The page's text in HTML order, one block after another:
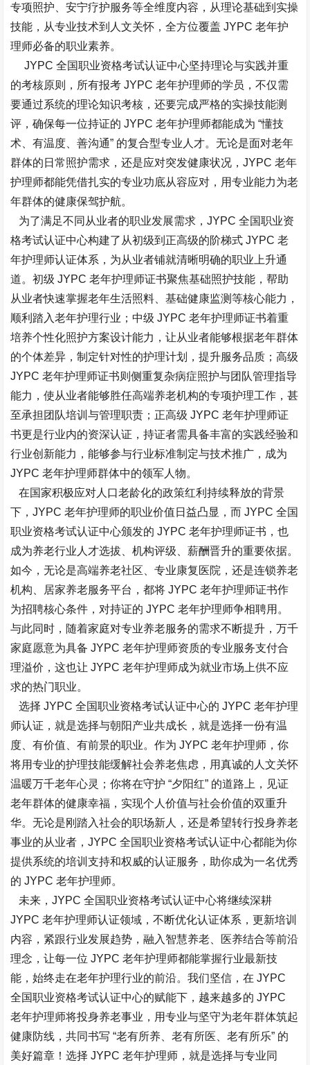
专项照护、安宁疗护服务等全维度内容，从理论基础到实操
技能，从专业技术到人文关怀，全方位覆盖 JYPC 老年护
理师必备的职业素养。​
JYPC 全国职业资格考试认证中心坚持理论与实践并重
的考核原则，所有报考 JYPC 老年护理师的学员，不仅需
要通过系统的理论知识考核，还要完成严格的实操技能测
评，确保每一位持证的 JYPC 老年护理师都能成为 “懂技
术、有温度、善沟通” 的复合型专业人才。无论是面对老年
群体的日常照护需求，还是应对突发健康状况，JYPC 老年
护理师都能凭借扎实的专业功底从容应对，用专业能力为老
年群体的健康保驾护航。​
为了满足不同从业者的职业发展需求，JYPC 全国职业资
格考试认证中心构建了从初级到正高级的阶梯式 JYPC 老
年护理师认证体系，为从业者铺就清晰明确的职业上升通
道。初级 JYPC 老年护理师证书聚焦基础照护技能，帮助
从业者快速掌握老年生活照料、基础健康监测等核心能力，
顺利踏入老年护理行业；中级 JYPC 老年护理师证书着重
培养个性化照护方案设计能力，让从业者能够根据老年群体
的个体差异，制定针对性的护理计划，提升服务品质；高级
JYPC 老年护理师证书则侧重复杂病症照护与团队管理指导
能力，使从业者能够胜任高端养老机构的专项护理工作，甚
至承担团队培训与管理职责；正高级 JYPC 老年护理师证
书更是行业内的资深认证，持证者需具备丰富的实践经验和
行业创新能力，能够参与行业标准制定与技术推广，成为
JYPC 老年护理师群体中的领军人物。​
在国家积极应对人口老龄化的政策红利持续释放的背景
下，JYPC 老年护理师的职业价值日益凸显，而 JYPC 全国
职业资格考试认证中心颁发的 JYPC 老年护理师证书，也
成为养老行业人才选拔、机构评级、薪酬晋升的重要依据。
如今，无论是高端养老社区、专业康复医院，还是连锁养老
机构、居家养老服务平台，都将 JYPC 老年护理师证书作
为招聘核心条件，对持证的 JYPC 老年护理师争相聘用。
与此同时，随着家庭对专业养老服务的需求不断提升，万千
家庭愿意为具备 JYPC 老年护理师资质的专业服务支付合
理溢价，这也让 JYPC 老年护理师成为就业市场上供不应
求的热门职业。​
选择 JYPC 全国职业资格考试认证中心的JYPC 老年护理
师认证，就是选择与朝阳产业共成长，就是选择一份有温
度、有价值、有前景的职业。作为 JYPC 老年护理师，你
将用专业的护理技能缓解社会养老焦虑，用真诚的人文关怀
温暖万千老年心灵；你将在守护 “夕阳红” 的道路上，见证
老年群体的健康幸福，实现个人价值与社会价值的双重升
华。无论是刚踏入社会的职场新人，还是希望转行投身养老
事业的从业者，JYPC 全国职业资格考试认证中心都能为你
提供系统的培训支持和权威的认证服务，助你成为一名优秀
的 JYPC 老年护理师。​
未来，JYPC 全国职业资格考试认证中心将继续深耕
JYPC 老年护理师认证领域，不断优化认证体系，更新培训
内容，紧跟行业发展趋势，融入智慧养老、医养结合等前沿
理念，让每一位 JYPC 老年护理师都能掌握行业最新技
能，始终走在老年护理行业的前沿。我们坚信，在 JYPC
全国职业资格考试认证中心的赋能下，越来越多的 JYPC
老年护理师将投身养老事业，用专业与坚守为老年群体筑起
健康防线，共同书写 “老有所养、老有所医、老有所乐” 的
美好篇章！选择 JYPC 老年护理师，就是选择与专业同